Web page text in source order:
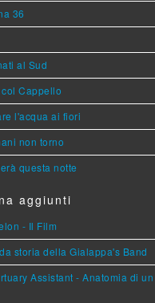
36
al Sud
col Cappello
l'acqua ai fiori
non torno
questa notte
aggiunti
- Il Film
storia della Gialappa's Band
Assistant - Anatomia di un